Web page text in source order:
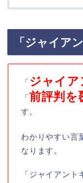
「ジャイア
「 ジャイ
「 前評判 を
す。
わかりやすい言
なります。
「ジャイアン